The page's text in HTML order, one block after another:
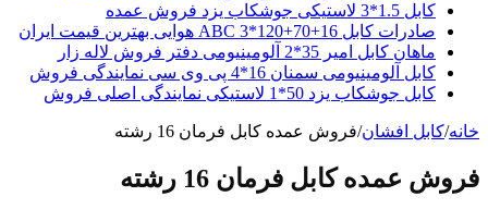
کابل 1.5*3 لاستیکی جوشکاب یزد فروش عمده
صادرات کابل 16+70+120*3 ABC هوایی بهترین قیمت ایران
ماهان کابل امیر 35*2 آلومینیومی دفتر فروش لاله زار
کابل آلومینیومی سمنان 16*4 پی وی سی نمایندگی فروش
کابل جوشکاب یزد 50*1 لاستیکی نمایندگی اصلی فروش
خانه/کابل افشان/فروش عمده کابل فرمان 16 رشته
فروش عمده کابل فرمان 16 رشته